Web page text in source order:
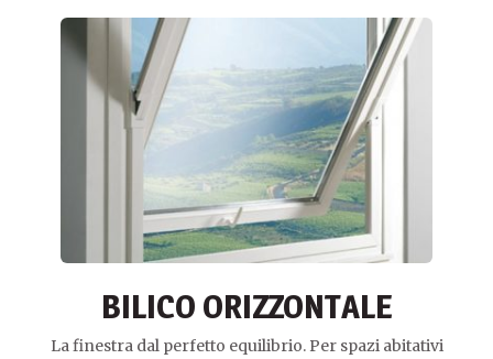
BILICO ORIZZONTALE
La finestra dal perfetto equilibrio. Per spazi abitativi